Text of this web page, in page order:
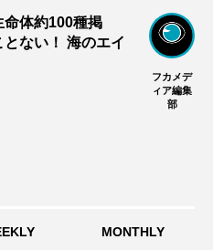
命体約100種掲
ない！ 海のエイ
フカメデ
ィア編集
部
MONTHLY